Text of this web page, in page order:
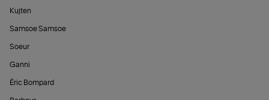
Kujten
Samsoe Samsoe
Soeur
Ganni
Éric Bompard